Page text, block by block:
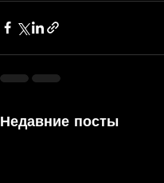
Недавние посты